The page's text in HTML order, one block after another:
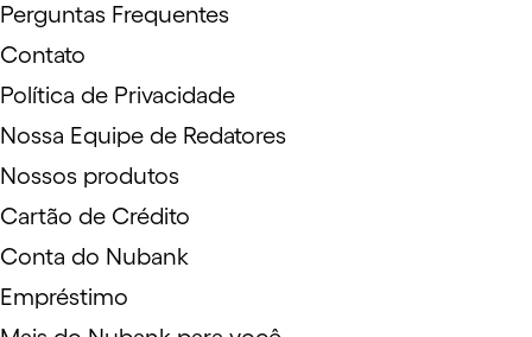
Perguntas Frequentes
Contato
Política de Privacidade
Nossa Equipe de Redatores
Nossos produtos
Cartão de Crédito
Conta do Nubank
Empréstimo